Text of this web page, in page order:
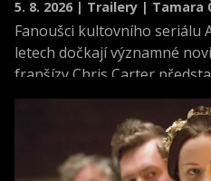
5. 8. 2026 | Trailery | Tamara
Fanoušci kultovního seriálu
letech dočkají významné
franšízy Chris Carter
neviděné režisérské verzi